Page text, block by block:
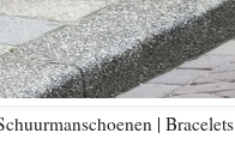
| Bracelets